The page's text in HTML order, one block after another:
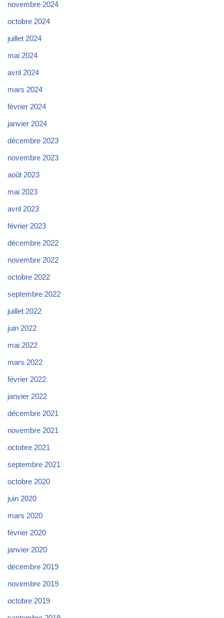
novembre 2024
octobre 2024
juillet 2024
mai 2024
avril 2024
mars 2024
février 2024
janvier 2024
décembre 2023
novembre 2023
août 2023
mai 2023
avril 2023
février 2023
décembre 2022
novembre 2022
octobre 2022
septembre 2022
juillet 2022
juin 2022
mai 2022
mars 2022
février 2022
janvier 2022
décembre 2021
novembre 2021
octobre 2021
septembre 2021
octobre 2020
juin 2020
mars 2020
février 2020
janvier 2020
décembre 2019
novembre 2019
octobre 2019